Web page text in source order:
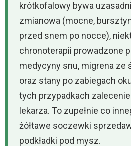
krótkofalowy bywa
zmianowa (mocne,
przed snem po nocce),
chronoterapii prowadzone
medycyny snu, migrena ze
oraz stany po zabiegach
tych przypadkach
lekarza. To zupełnie co
żółtawe soczewki
podkładki pod mysz.